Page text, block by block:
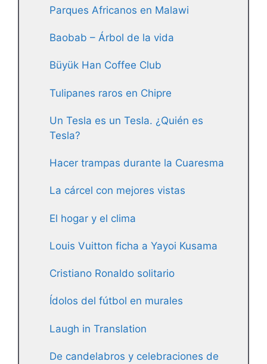
Parques Africanos en Malawi
Baobab – Árbol de la vida
Büyük Han Coffee Club
Tulipanes raros en Chipre
Un Tesla es un Tesla. ¿Quién es
Tesla?
Hacer trampas durante la Cuaresma
La cárcel con mejores vistas
El hogar y el clima
Louis Vuitton ficha a Yayoi Kusama
Cristiano Ronaldo solitario
Ídolos del fútbol en murales
Laugh in Translation
De candelabros y celebraciones de